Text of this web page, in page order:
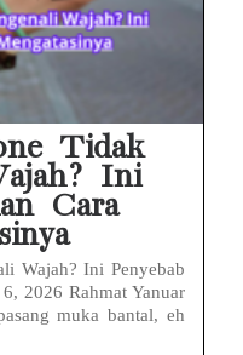
Tidak
Ini
Cara
Wajah? Ini Penyebab
2026 Rahmat Yanuar
muka bantal, eh